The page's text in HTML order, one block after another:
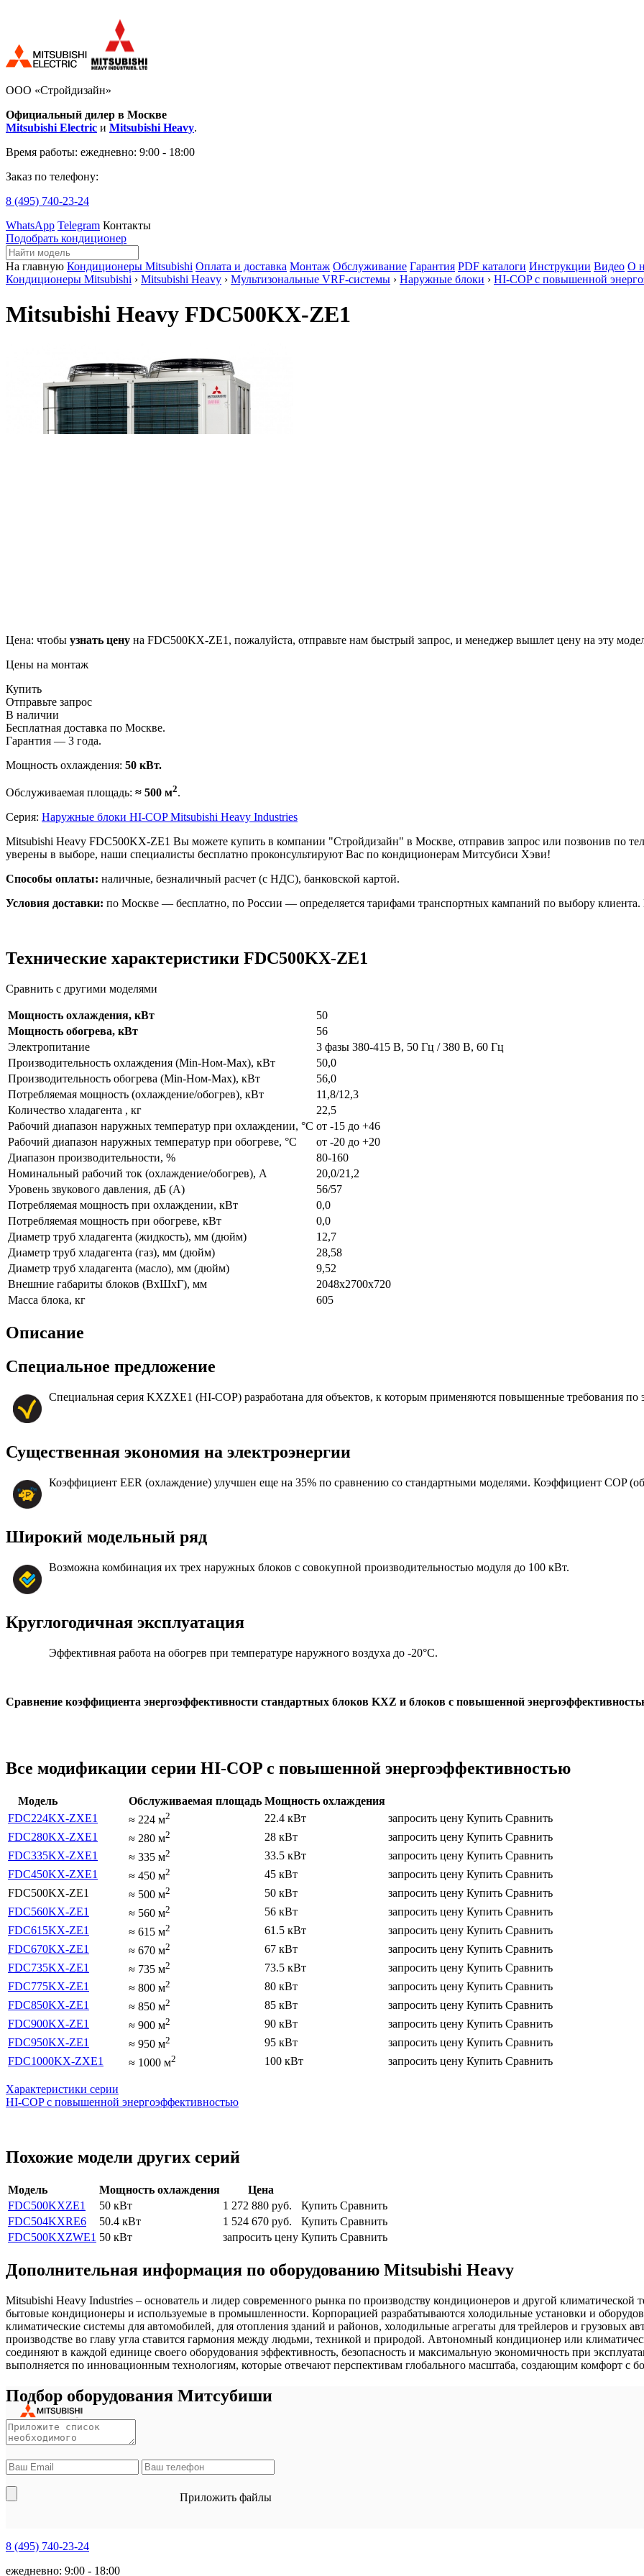
ООО «Стройдизайн»
Официальный дилер в Москве
Mitsubishi Electric и Mitsubishi Heavy.
Время работы: ежедневно: 9:00 - 18:00
Заказ по телефону:
8 (495) 740-23-24
WhatsApp Telegram Контакты
Подобрать кондиционер
На главную Кондиционеры Mitsubishi Оплата и доставка Монтаж Обслуживание Гарантия PDF каталоги Инструкции Видео О
Кондиционеры Mitsubishi › Mitsubishi Heavy › Мультизональные VRF-системы › Наружные блоки › HI-COP с повышенной
Mitsubishi Heavy FDC500KX-ZE1
Цена: чтобы узнать цену на FDC500KX-ZE1, пожалуйста, отправьте нам быстрый запрос, и менеджер вышлет цену на эту
Цены на монтаж
Купить
Отправьте запрос
В наличии
Бесплатная доставка по Москве.
Гарантия — 3 года.
Мощность охлаждения: 50 кВт.
Обслуживаемая площадь: ≈ 500 м2.
Серия: Наружные блоки HI-COP Mitsubishi Heavy Industries
Mitsubishi Heavy FDC500KX-ZE1 Вы можете купить в компании "Стройдизайн" в Москве, отправив запрос или позвонив по
уверены в выборе, наши специалисты бесплатно проконсультируют Вас по кондиционерам Митсубиси Хэви!
Способы оплаты: наличные, безналичный расчет (с НДС), банковской картой.
Условия доставки: по Москве — бесплатно, по России — определяется тарифами транспортных кампаний по выбору
Технические характеристики FDC500KX-ZE1
Сравнить с другими моделями
Мощность охлаждения, кВт
50
Мощность обогрева, кВт
56
Электропитание
3 фазы 380-415 В, 50 Гц / 380 В, 60 Гц
Производительность охлаждения (Min-Ном-Max), кВт
50,0
Производительность обогрева (Min-Ном-Max), кВт
56,0
Потребляемая мощность (охлаждение/обогрев), кВт
11,8/12,3
Количество хладагента , кг
22,5
Рабочий диапазон наружных температур при охлаждении, °С от -15 до +46
Рабочий диапазон наружных температур при обогреве, °С
от -20 до +20
Диапазон производительности, %
80-160
Номинальный рабочий ток (охлаждение/обогрев), А
20,0/21,2
Уровень звукового давления, дБ (А)
56/57
Потребляемая мощность при охлаждении, кВт
0,0
Потребляемая мощность при обогреве, кВт
0,0
Диаметр труб хладагента (жидкость), мм (дюйм)
12,7
Диаметр труб хладагента (газ), мм (дюйм)
28,58
Диаметр труб хладагента (масло), мм (дюйм)
9,52
Внешние габариты блоков (ВхШхГ), мм
2048х2700х720
Масса блока, кг
605
Описание
Специальное предложение
Специальная серия KXZXE1 (HI-COP) разработана для объектов, к которым применяются повышенные требования по
Существенная экономия на электроэнергии
Коэффициент EER (охлаждение) улучшен еще на 35% по сравнению со стандартными моделями. Коэффициент COP
Широкий модельный ряд
Возможна комбинация их трех наружных блоков с совокупной производительностью модуля до 100 кВт.
Круглогодичная эксплуатация
Эффективная работа на обогрев при температуре наружного воздуха до -20°С.
Сравнение коэффициента энергоэффективности стандартных блоков KXZ и блоков с повышенной
Все модификации серии HI-COP с повышенной энергоэффективностью
Модель Обслуживаемая площадь Мощность охлаждения
FDC224KX-ZXE1
≈ 224 м2 22.4 кВт запросить цену Купить Сравнить
FDC280KX-ZXE1
≈ 280 м2 28 кВт запросить цену Купить Сравнить
FDC335KX-ZXE1
≈ 335 м2 33.5 кВт запросить цену Купить Сравнить
FDC450KX-ZXE1
≈ 450 м2 45 кВт запросить цену Купить Сравнить
FDC500KX-ZE1
≈ 500 м2 50 кВт запросить цену Купить Сравнить
FDC560KX-ZE1
≈ 560 м2 56 кВт запросить цену Купить Сравнить
FDC615KX-ZE1
≈ 615 м2 61.5 кВт запросить цену Купить Сравнить
FDC670KX-ZE1
≈ 670 м2 67 кВт запросить цену Купить Сравнить
FDC735KX-ZE1
≈ 735 м2 73.5 кВт запросить цену Купить Сравнить
FDC775KX-ZE1
≈ 800 м2 80 кВт запросить цену Купить Сравнить
FDC850KX-ZE1
≈ 850 м2 85 кВт запросить цену Купить Сравнить
FDC900KX-ZE1
≈ 900 м2 90 кВт запросить цену Купить Сравнить
FDC950KX-ZE1
≈ 950 м2 95 кВт запросить цену Купить Сравнить
FDC1000KX-ZXE1
≈ 1000 м2 100 кВт запросить цену Купить Сравнить
Характеристики серии
HI-COP с повышенной энергоэффективностью
Похожие модели других серий
Модель Мощность охлаждения
Цена
FDC500KXZE1
50 кВт 1 272 880 руб. Купить Сравнить
FDC504KXRE6
50.4 кВт 1 524 670 руб. Купить Сравнить
FDC500KXZWE1 50 кВт запросить цену Купить Сравнить
Дополнительная информация по оборудованию Mitsubishi Heavy
Mitsubishi Heavy Industries – основатель и лидер современного рынка по производству кондиционеров и другой климатической
бытовые кондиционеры и используемые в промышленности. Корпорацией разрабатываются холодильные установки и
климатические системы для автомобилей, для отопления зданий и районов, холодильные агрегаты для трейлеров и грузовых
производстве во главу угла ставится гармония между людьми, техникой и природой. Автономный кондиционер или
соединяют в каждой единице своего оборудования эффективность, безопасность и максимальную экономичность при
выполняется по инновационным технологиям, которые отвечают перспективам глобального масштаба, создающим комфорт с
Подбор оборудования Митсубиши
Приложить файлы
8 (495) 740-23-24
ежедневно: 9:00 - 18:00